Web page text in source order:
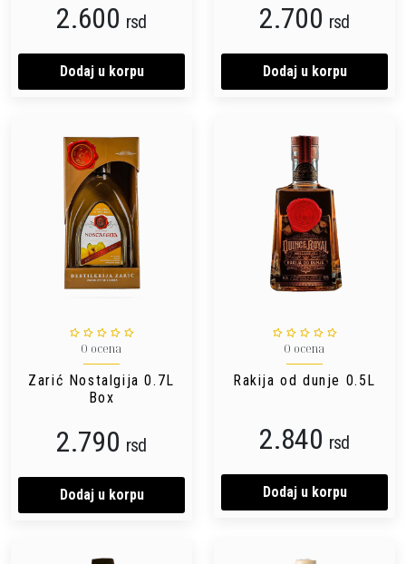
2.600 rsd
Dodaj u korpu
2.700 rsd
Dodaj u korpu
0 ocena
Zarić Nostalgija 0.7L
Box
2.790 rsd
Dodaj u korpu
0 ocena
Rakija od dunje 0.5L
2.840 rsd
Dodaj u korpu